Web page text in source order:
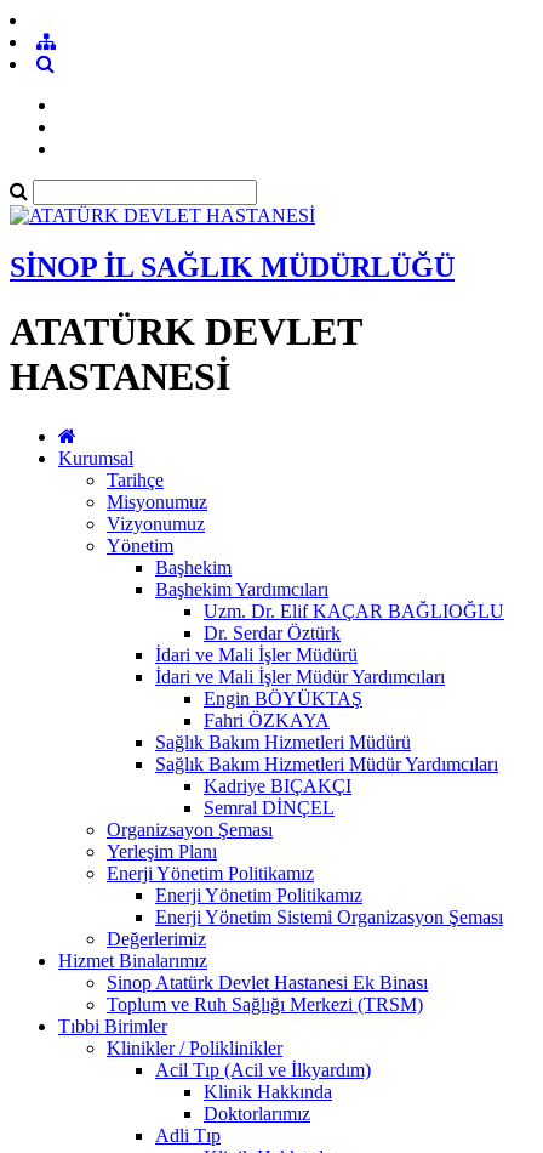
SİNOP İL SAĞLIK MÜDÜRLÜĞÜ
ATATÜRK DEVLET
HASTANESİ
Kurumsal
Tarihçe
Misyonumuz
Vizyonumuz
Yönetim
Başhekim
Başhekim Yardımcıları
Uzm. Dr. Elif KAÇAR BAĞLIOĞLU
Dr. Serdar Öztürk
İdari ve Mali İşler Müdürü
İdari ve Mali İşler Müdür Yardımcıları
Engin BÖYÜKTAŞ
Fahri ÖZKAYA
Sağlık Bakım Hizmetleri Müdürü
Sağlık Bakım Hizmetleri Müdür Yardımcıları
Kadriye BIÇAKÇI
Semral DİNÇEL
Organizsayon Şeması
Yerleşim Planı
Enerji Yönetim Politikamız
Enerji Yönetim Politikamız
Enerji Yönetim Sistemi Organizasyon Şeması
Değerlerimiz
Hizmet Binalarımız
Sinop Atatürk Devlet Hastanesi Ek Binası
Toplum ve Ruh Sağlığı Merkezi (TRSM)
Tıbbi Birimler
Klinikler / Poliklinikler
Acil Tıp (Acil ve İlkyardım)
Klinik Hakkında
Doktorlarımız
Adli Tıp